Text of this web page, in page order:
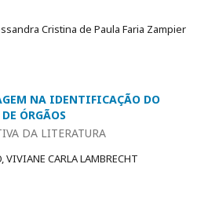
Cristina de Paula Faria Zampier
NA IDENTIFICAÇÃO DO
ÓRGÃOS
DA LITERATURA
VIVIANE CARLA LAMBRECHT